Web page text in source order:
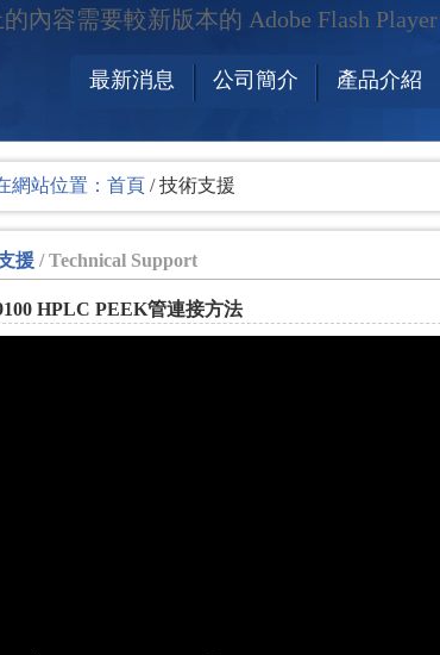
內容需要較新版本的 Adobe Flash
最新消息 公司簡介 產品介紹
網站位置： 首頁 / 技術支援
援 / Technical Support
HPLC PEEK管連接方法